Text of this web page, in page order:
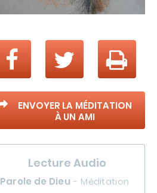
ENVOYER LA MÉDITATION
À UN AMI
Lecture Audio
Parole de Dieu - Méditation